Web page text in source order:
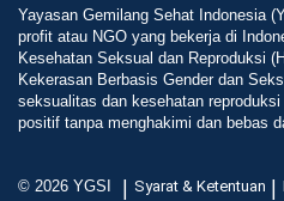
Yayasan Gemilang Sehat Indonesia
profit atau NGO yang bekerja di
Kesehatan Seksual dan Reproduksi
Kekerasan Berbasis Gender dan
seksualitas dan kesehatan
positif tanpa menghakimi dan bebas
© 2026 YGSI | Syarat & Ketentuan |